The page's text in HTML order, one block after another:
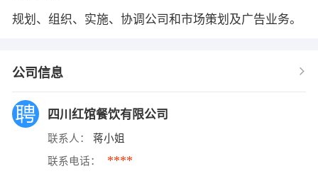
规划、组织、实施、协调公司和市场策划及广告业务。
公司信息
四川红馆餐饮有限公司
联系人： 蒋小姐
联系电话： ****